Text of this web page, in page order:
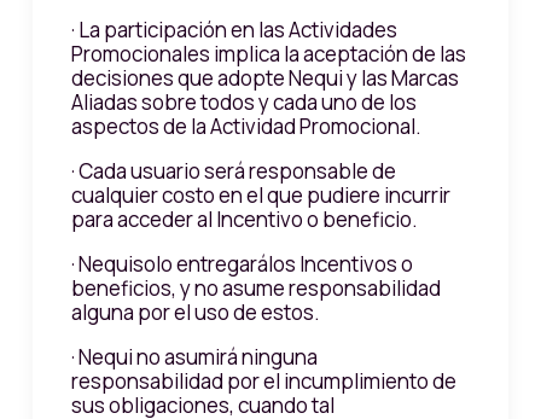
· La participación en las Actividades
Promocionales implica la aceptación de las
decisiones que adopte Nequi y las Marcas
Aliadas sobre todos y cada uno de los
aspectos de la Actividad Promocional.
· Cada usuario será responsable de
cualquier costo en el que pudiere incurrir
para acceder al Incentivo o beneficio.
· Nequisolo entregarálos Incentivos o
beneficios, y no asume responsabilidad
alguna por el uso de estos.
· Nequi no asumirá ninguna
responsabilidad por el incumplimiento de
sus obligaciones, cuando tal